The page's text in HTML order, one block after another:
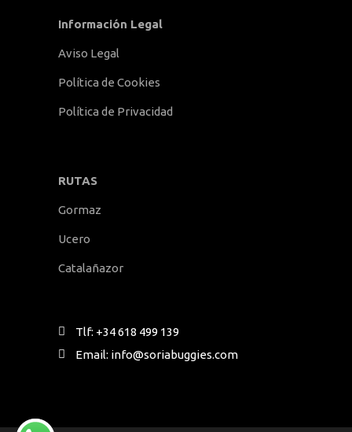
Información Legal
Aviso Legal
Política de Cookies
Política de Privacidad
RUTAS
Gormaz
Ucero
Catalañazor
Tlf: +34 618 499 139
Email: info@soriabuggies.com